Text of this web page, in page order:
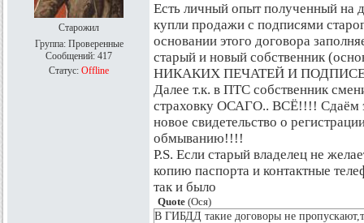
Старожил
Группа: Проверенные
Сообщений: 417
Статус: Offline
Есть личный опыт полученный на
купли продажи с подписями
основании этого договора
старый и новый собственник
НИКАКИХ ПЕЧАТЕЙ И
Далее т.к. в ПТС собственник
страховку ОСАГО.. ВСЁ!!!! Сдаём
новое свидетельство о
обмыванию!!!!
P.S. Если старый владелец не
копию паспорта и контактные
так и было
Quote (Ося)
В ГИБДД такие договоры не